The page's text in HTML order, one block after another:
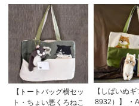
【トートバッグ横セッ
ト・ちょい悪くろねこ
【しばいぬ
8932）】 ・